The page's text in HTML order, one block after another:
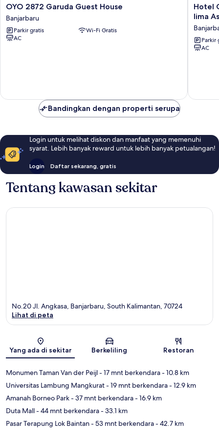
OYO
2872
Garuda
Guest
House
OYO 2872 Garuda Guest House
Banjarbaru
Parkir gratis
Wi-Fi Gratis
AC
Hotel
O
Aluh
batu
Hotel
lima
Parkir
AC
Bandingkan dengan properti serupa
Login untuk melihat diskon dan manfaat yang memenuhi
syarat. Lebih banyak reward untuk lebih banyak petualangan!
Login Daftar sekarang, gratis
Tentang kawasan sekitar
Peta
No.20 Jl. Angkasa, Banjarbaru, South Kalimantan, 70724
Lihat di peta
Yang ada di sekitar Berkeliling Restoran
Monumen Taman Van der Peijl- 17 mnt berkendara- 10.8 km
Universitas Lambung Mangkurat- 19 mnt berkendara- 12.9 km
Amanah Borneo Park- 37 mnt berkendara- 16.9 km
Duta Mall- 44 mnt berkendara- 33.1 km
Pasar Terapung Lok Baintan- 53 mnt berkendara- 42.7 km